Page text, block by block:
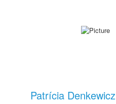
Patrícia Denkewicz